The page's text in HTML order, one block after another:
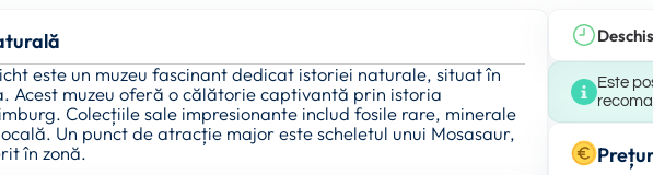
este un muzeu fascinant dedicat istoriei naturale, situat în
Acest muzeu oferă o călătorie captivantă prin istoria
Colecțiile sale impresionante includ fosile rare, minerale
Un punct de atracție major este scheletul unui Mosasaur,
în zonă.
Este